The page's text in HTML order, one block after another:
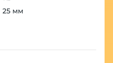
25 мм